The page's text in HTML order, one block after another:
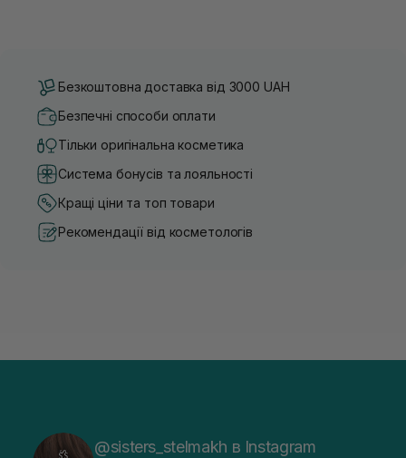
Безкоштовна доставка від 3000 UAH
Безпечні способи оплати
Тільки оригінальна косметика
Система бонусів та лояльності
Кращі ціни та топ товари
Рекомендації від косметологів
@sisters_stelmakh в Instagram